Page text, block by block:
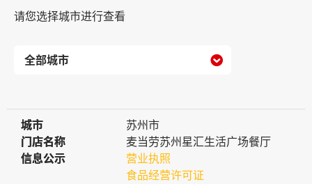
请您选择城市进行查看

城市
城市
苏州市
门店名称
门店名称
麦当劳苏州星汇生活广场餐厅
信息公示
信息公示
营业执照
食品经营许可证